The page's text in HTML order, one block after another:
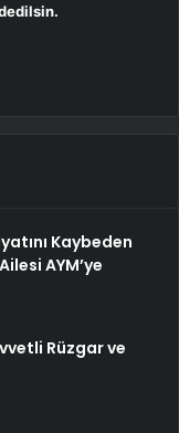
Kaybeden
AYM’ye
Rüzgar ve